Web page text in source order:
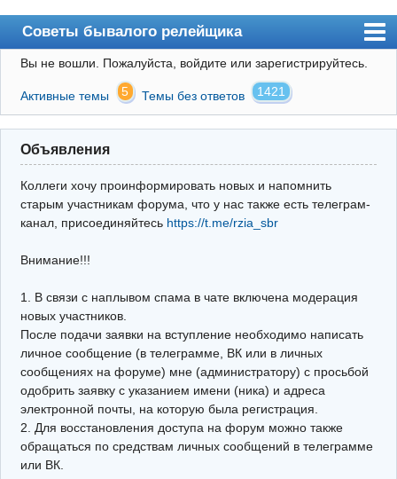
Советы бывалого релейщика
Форум
Правила
Поиск
Регистрация
Архив
Почта
Поиск релейщика
Видео РЗиА
Фотохостинг
Телеграм
Вы не вошли. Пожалуйста, войдите или зарегистрируйтесь.
Активные темы 5 Темы без ответов 1421
Объявления
Коллеги хочу проинформировать новых и напомнить
старым участникам форума, что у нас также есть телеграм-
канал, присоединяйтесь https://t.me/rzia_sbr
Внимание!!!
1. В связи с наплывом спама в чате включена модерация
новых участников.
После подачи заявки на вступление необходимо написать
личное сообщение (в телеграмме, ВК или в личных
сообщениях на форуме) мне (администратору) с просьбой
одобрить заявку с указанием имени (ника) и адреса
электронной почты, на которую была регистрация.
2. Для восстановления доступа на форум можно также
обращаться по средствам личных сообщений в телеграмме
или ВК.